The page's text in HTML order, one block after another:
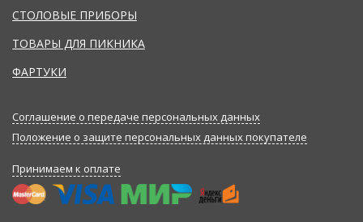
СТОЛОВЫЕ ПРИБОРЫ
ТОВАРЫ ДЛЯ ПИКНИКА
ФАРТУКИ
Соглашение о передаче персональных данных
Положение о защите персональных данных покупателе
Принимаем к оплате